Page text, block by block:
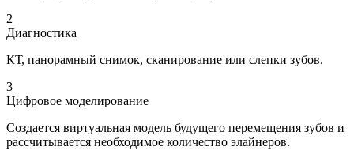
2
Диагностика
КТ, панорамный снимок, сканирование или слепки зубов.
3
Цифровое моделирование
Создается виртуальная модель будущего перемещения зубов и
рассчитывается необходимое количество элайнеров.